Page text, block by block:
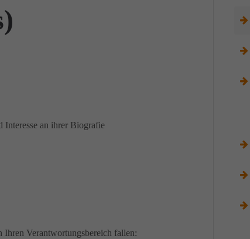
Interesse an ihrer Biografie
Verantwortungsbereich fallen: